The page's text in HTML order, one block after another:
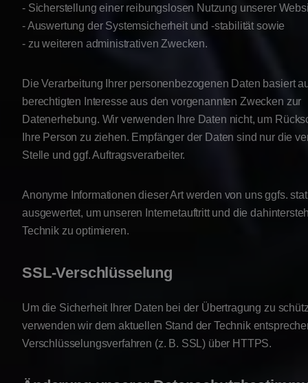
- Sicherstellung einer reibungslosen Nutzung unserer
- Auswertung der Systemsicherheit und -stabilität sowie
- zu weiteren administrativen Zwecken.
Die Verarbeitung Ihrer personenbezogenen Daten basiert
berechtigten Interesse aus den vorgenannten Zwecken zur
Datenerhebung. Wir verwenden Ihre Daten nicht, um
Ihre Person zu ziehen. Empfänger der Daten sind nur die
Stelle und ggf. Auftragsverarbeiter.
Anonyme Informationen dieser Art werden von uns ggfs.
ausgewertet, um unseren Internetauftritt und die
Technik zu optimieren.
SSL-Verschlüsselung
Um die Sicherheit Ihrer Daten bei der Übertragung zu
verwenden wir dem aktuellen Stand der Technik
Verschlüsselungsverfahren (z. B. SSL) über HTTPS.